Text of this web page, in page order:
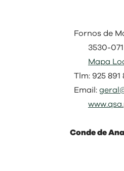
Fornos de
3530-071
Mapa
Tlm: 925 891
Email:
Conde de